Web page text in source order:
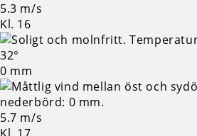
5.3 m/s
Kl. 16
32°
0 mm
5.7 m/s